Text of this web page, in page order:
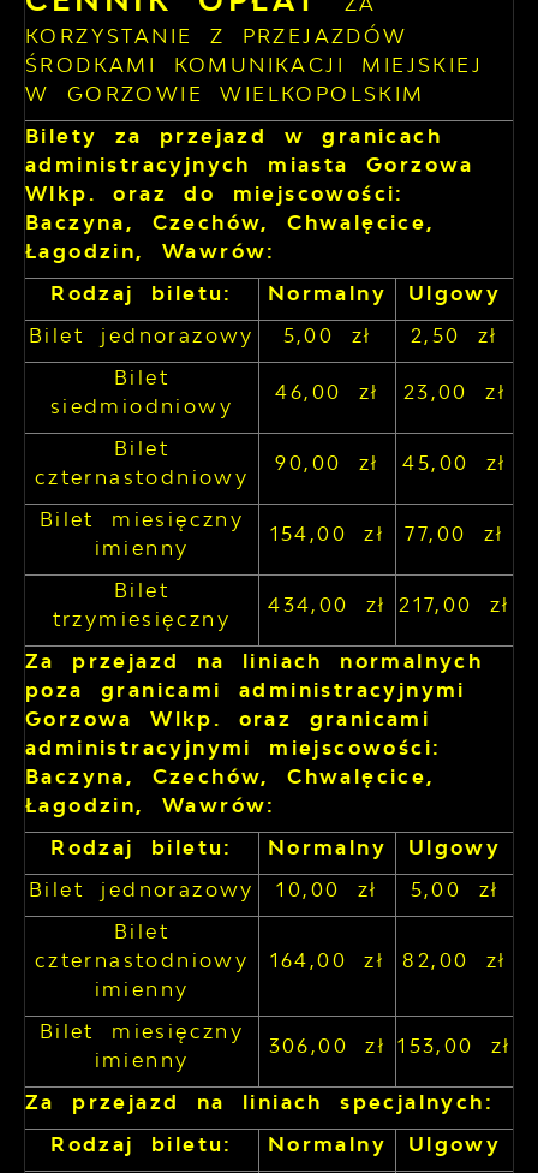
KORZYSTANIE Z PRZEJAZDÓW
ŚRODKAMI KOMUNIKACJI MIEJSKIEJ
W GORZOWIE WIELKOPOLSKIM
Bilety za przejazd w granicach
administracyjnych miasta Gorzowa
Wlkp. oraz do miejscowości:
Baczyna, Czechów, Chwalęcice,
Łagodzin, Wawrów:
Rodzaj biletu:
Normalny
Ulgowy
Bilet jednorazowy
5,00 zł
2,50 zł
Bilet
siedmiodniowy
46,00 zł 23,00 zł
Bilet
czternastodniowy
90,00 zł 45,00 zł
Bilet miesięczny
imienny
154,00 zł 77,00 zł
Bilet
trzymiesięczny
434,00 zł 217,00 zł
Za przejazd na liniach normalnych
poza granicami administracyjnymi
Gorzowa Wlkp. oraz granicami
administracyjnymi miejscowości:
Baczyna, Czechów, Chwalęcice,
Łagodzin, Wawrów:
Rodzaj biletu:
Normalny
Ulgowy
Bilet jednorazowy
10,00 zł
5,00 zł
Bilet
czternastodniowy
imienny
164,00 zł 82,00 zł
Bilet miesięczny
imienny
306,00 zł 153,00 zł
Za przejazd na liniach specjalnych:
Rodzaj biletu:
Normalny
Ulgowy